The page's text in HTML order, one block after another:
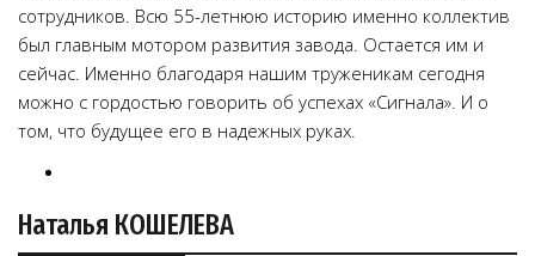
сотрудников. Всю 55-летнюю историю именно коллектив
был главным мотором развития завода. Остается им и
сейчас. Именно благодаря нашим труженикам сегодня
можно с гордостью говорить об успехах «Сигнала». И о
том, что будущее его в надежных руках.
Наталья КОШЕЛЕВА